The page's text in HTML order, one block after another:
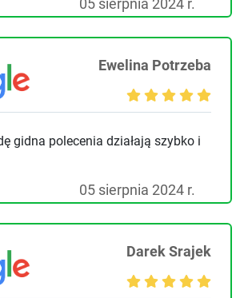
05 sierpnia 2024 r.
Ewelina Potrzeba
gidna polecenia działają szybko i
05 sierpnia 2024 r.
Darek Srajek